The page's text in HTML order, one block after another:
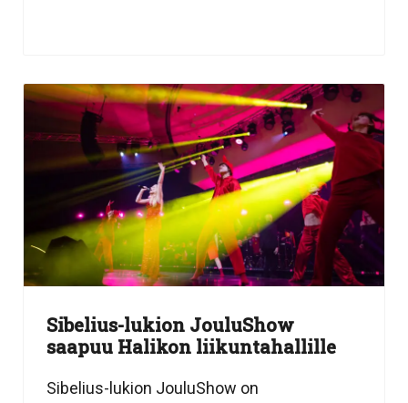
Sibelius-lukion JouluShow
saapuu Halikon liikuntahallille
Sibelius-lukion JouluShow on